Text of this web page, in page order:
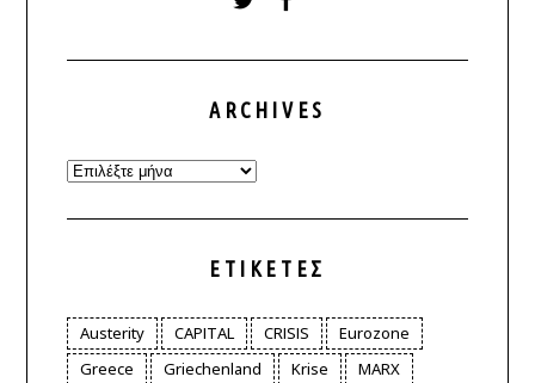
ARCHIVES
Archives
ΕΤΙΚΈΤΕΣ
Austerity CAPITAL CRISIS
Eurozone
Greece
Griechenland Krise
MARX